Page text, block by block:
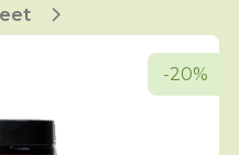
-20%